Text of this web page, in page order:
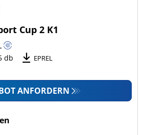
Cup 2 K1
db EPREL
ANFORDERN